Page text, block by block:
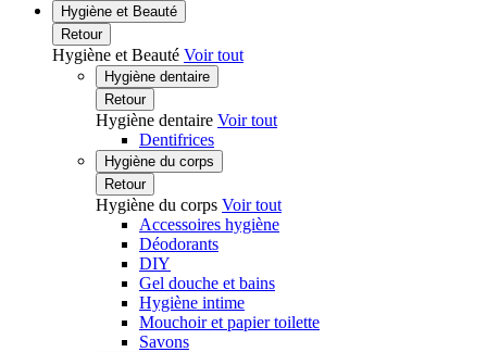
Hygiène et Beauté
Retour
Hygiène et Beauté Voir tout
Hygiène dentaire
Retour
Hygiène dentaire Voir tout
Dentifrices
Hygiène du corps
Retour
Hygiène du corps Voir tout
Accessoires hygiène
Déodorants
DIY
Gel douche et bains
Hygiène intime
Mouchoir et papier toilette
Savons